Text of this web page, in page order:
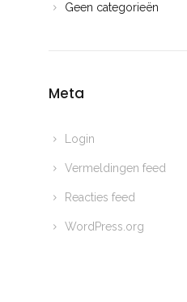
Geen categorieën
Meta
Login
Vermeldingen feed
Reacties feed
WordPress.org